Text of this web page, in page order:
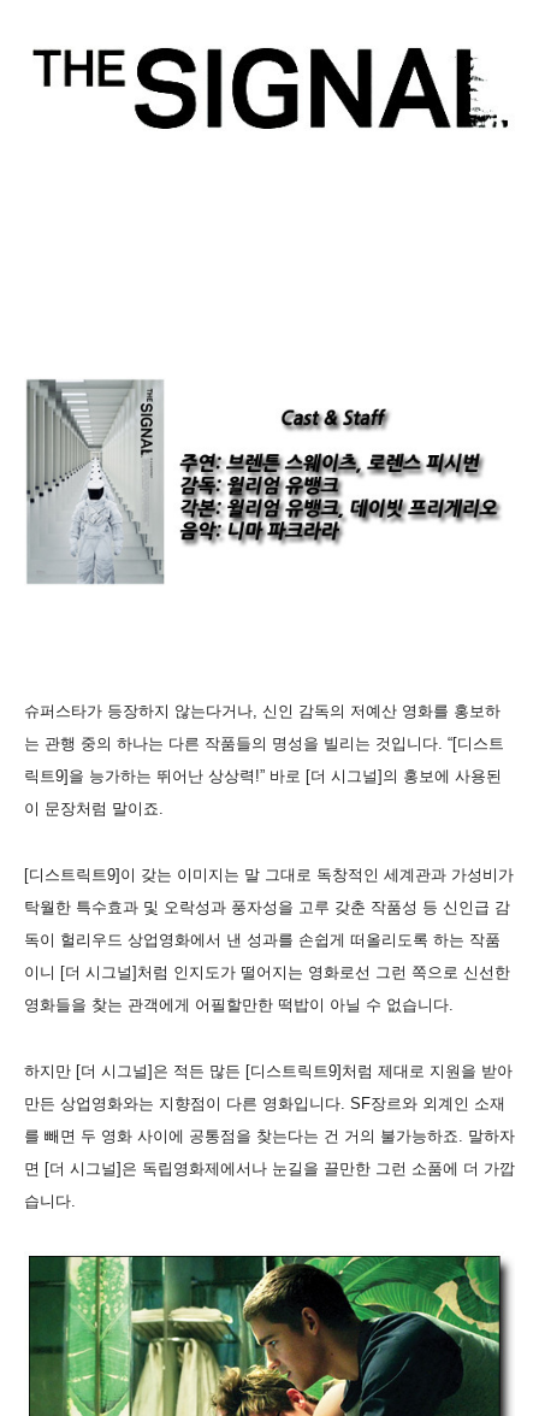
슈퍼스타가 등장하지 않는다거나, 신인 감독의 저예산 영화를 홍보하
는 관행 중의 하나는 다른 작품들의 명성을 빌리는 것입니다. “[디스트
릭트9]을 능가하는 뛰어난 상상력!” 바로 [더 시그널]의 홍보에 사용된
이 문장처럼 말이죠.
[디스트릭트9]이 갖는 이미지는 말 그대로 독창적인 세계관과 가성비가
탁월한 특수효과 및 오락성과 풍자성을 고루 갖춘 작품성 등 신인급 감
독이 헐리우드 상업영화에서 낸 성과를 손쉽게 떠올리도록 하는 작품
이니 [더 시그널]처럼 인지도가 떨어지는 영화로선 그런 쪽으로 신선한
영화들을 찾는 관객에게 어필할만한 떡밥이 아닐 수 없습니다.
하지만 [더 시그널]은 적든 많든 [디스트릭트9]처럼 제대로 지원을 받아
만든 상업영화와는 지향점이 다른 영화입니다. SF장르와 외계인 소재
를 빼면 두 영화 사이에 공통점을 찾는다는 건 거의 불가능하죠. 말하자
면 [더 시그널]은 독립영화제에서나 눈길을 끌만한 그런 소품에 더 가깝
습니다.